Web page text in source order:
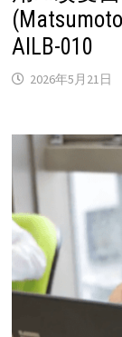
AILB-010
2026年5月21日